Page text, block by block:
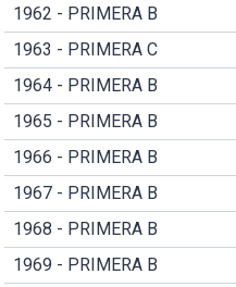
1962 - PRIMERA B
1963 - PRIMERA C
1964 - PRIMERA B
1965 - PRIMERA B
1966 - PRIMERA B
1967 - PRIMERA B
1968 - PRIMERA B
1969 - PRIMERA B